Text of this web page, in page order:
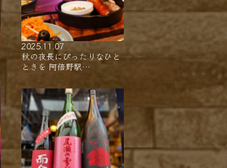
2025.11.07
秋の夜長にぴったりなひと
ときを 阿倍野駅…